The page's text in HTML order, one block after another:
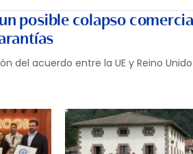
posible colapso
del acuerdo entre la UE y Reino